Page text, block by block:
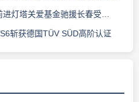
塔关爱基金驰援长春受灾门店
斩获德国TÜV SÜD高阶认证